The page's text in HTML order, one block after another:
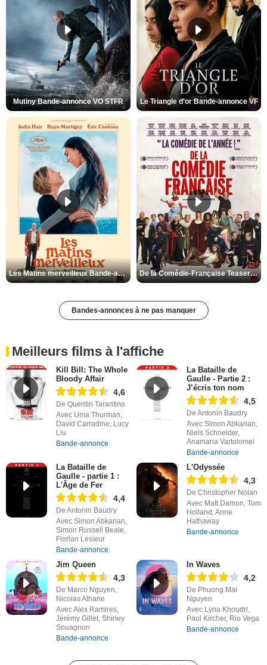
Mutiny Bande-annonce VO STFR Le Triangle d'or Bande-annonce VF
Les Matins merveilleux Bande-annonce VF De la Comédie-Française Teaser VF
Bandes-annonces à ne pas manquer
Meilleurs films à l'affiche
Kill Bill: The Whole
Bloody Affair
4,6
De Quentin Tarantino
Avec Uma Thurman,
David Carradine, Lucy
Liu
Bande-annonce
La Bataille de
Gaulle - Partie 2 :
J’écris ton nom
4,5
De Antonin Baudry
Avec Simon Abkarian,
Niels Schneider,
Anamaria Vartolomei
Bande-annonce
La Bataille de
Gaulle - partie 1 :
L'Âge de Fer
4,4
De Antonin Baudry
Avec Simon Abkarian,
Simon Russell Beale,
Florian Lesieur
Bande-annonce
L'Odyssée
4,3
De Christopher Nolan
Avec Matt Damon, Tom
Holland, Anne
Hathaway
Bande-annonce
Jim Queen
4,3
De Marco Nguyen,
Nicolas Athane
Avec Alex Ramires,
Jérémy Gillet, Shirley
Souagnon
Bande-annonce
In Waves
4,2
De Phuong Mai
Nguyen
Avec Lyna Khoudri,
Paul Kircher, Rio Vega
Bande-annonce